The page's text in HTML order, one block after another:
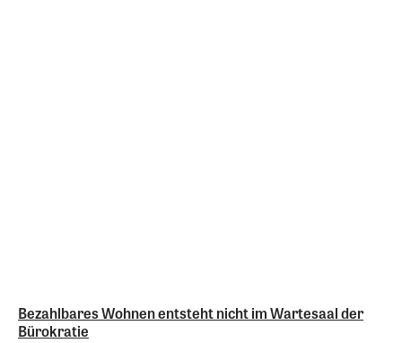
Bezahlbares Wohnen entsteht nicht im Wartesaal der
Bürokratie